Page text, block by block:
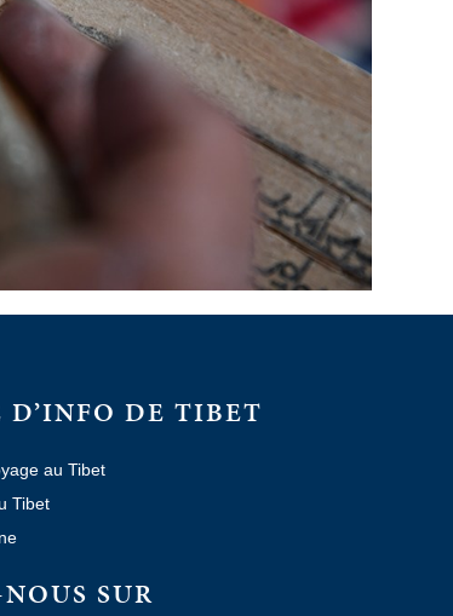
D’INFO DE TIBET
au Tibet
Tibet
SUR